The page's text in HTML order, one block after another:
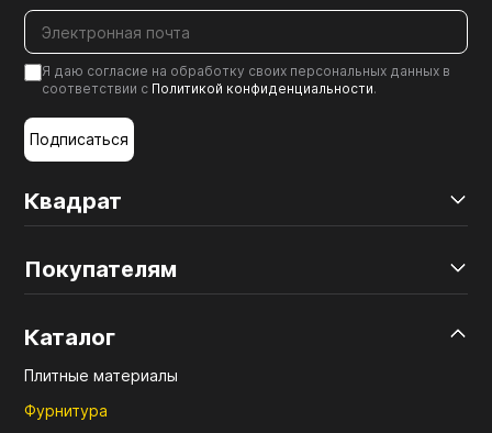
Квадрат
Покупателям
Каталог
Плитные материалы
Фурнитура
Я даю согласие на обработку своих персональных данных в
соответствии с Политикой конфиденциальности.
Подписаться